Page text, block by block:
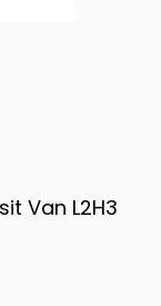
Van L2H3